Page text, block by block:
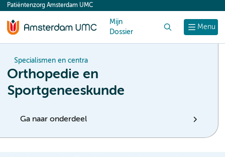
content
Menu
Patiëntenzorg Amsterdam UMC
Mijn
Dossier
Specialismen en centra
Orthopedie en
Sportgeneeskunde
Ga naar onderdeel